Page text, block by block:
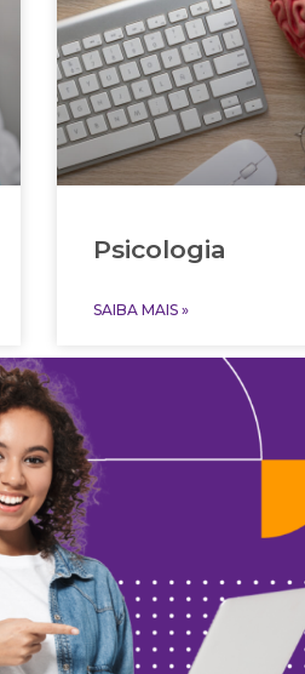
Psicologia
SAIBA MAIS »